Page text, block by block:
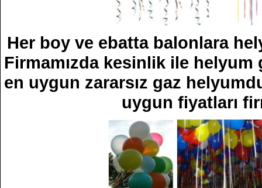
Her boy ve ebatta balonlara
Firmamızda kesinlik ile helyum
en uygun zararsız gaz
uygun fiyatları